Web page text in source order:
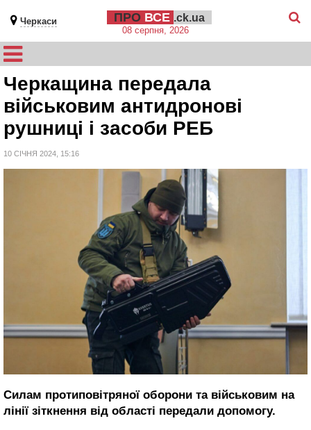
Черкаси ПРО ВСЕ .ck.ua
08 серпня, 2026
Черкащина передала
військовим антидронові
рушниці і засоби РЕБ
10 СІЧНЯ 2024, 15:16
Силам протиповітряної оборони та військовим на
лінії зіткнення від області передали допомогу.